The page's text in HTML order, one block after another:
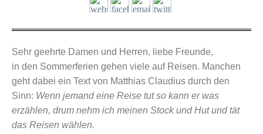
Sehr geehrte Damen und Herren, liebe Freunde,
in den Sommerferien gehen viele auf Reisen. Manchen
geht dabei ein Text von Matthias Claudius durch den
Sinn: Wenn jemand eine Reise tut so kann er was
erzählen, drum nehm ich meinen Stock und Hut und tät
das Reisen wählen.